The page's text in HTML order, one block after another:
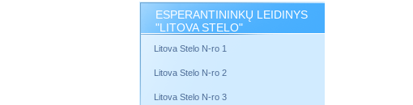
ESPERANTININKŲ LEIDINYS
"LITOVA STELO"
Litova Stelo N-ro 1
Litova Stelo N-ro 2
Litova Stelo N-ro 3